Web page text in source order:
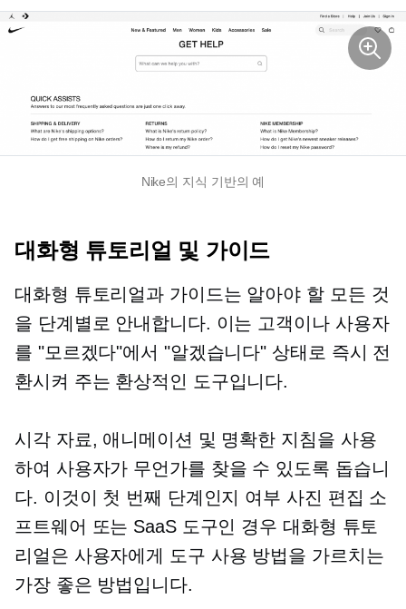
Nike의 지식 기반의 예
대화형 튜토리얼 및 가이드
대화형 튜토리얼과 가이드는 알아야 할 모든 것
을 단계별로 안내합니다. 이는 고객이나 사용자
를 "모르겠다"에서 "알겠습니다" 상태로 즉시 전
환시켜 주는 환상적인 도구입니다.
시각 자료, 애니메이션 및 명확한 지침을 사용
하여 사용자가 무언가를 찾을 수 있도록 돕습니
다. 이것이 첫 번째 단계인지 여부 사진 편집 소
프트웨어 또는 SaaS 도구인 경우 대화형 튜토
리얼은 사용자에게 도구 사용 방법을 가르치는
가장 좋은 방법입니다.